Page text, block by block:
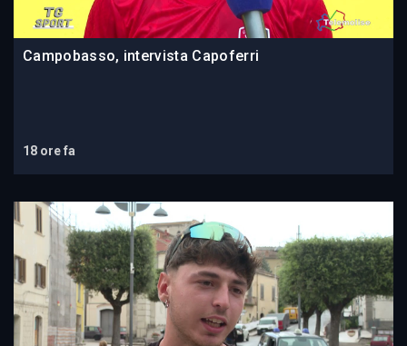
Campobasso, intervista Capoferri
18 ore fa